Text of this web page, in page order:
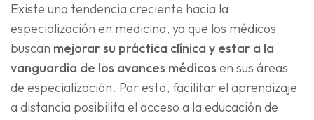
Existe una tendencia creciente hacia la
especialización en medicina, ya que los médicos
buscan mejorar su práctica clínica y estar a la
vanguardia de los avances médicos en sus áreas
de especialización. Por esto, facilitar el aprendizaje
a distancia posibilita el acceso a la educación de